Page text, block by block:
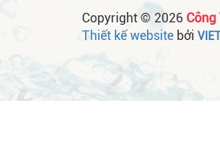
Copyright © 2026
Thiết kế website bởi